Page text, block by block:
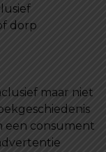
dorp
maar niet
een consument